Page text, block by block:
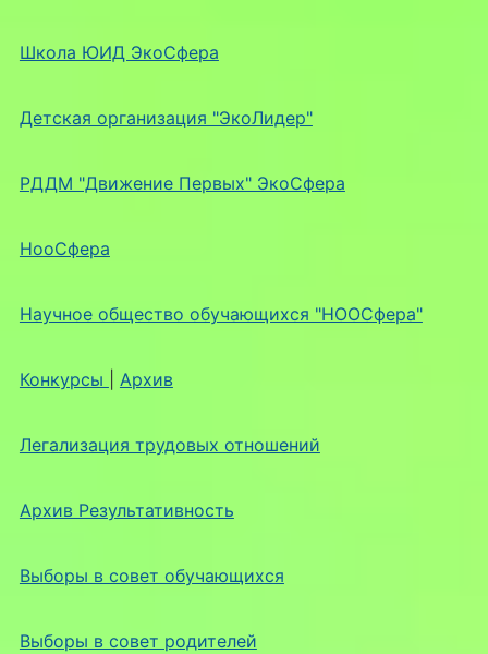
Школа ЮИД ЭкоСфера
Детская организация "ЭкоЛидер"
РДДМ "Движение Первых" ЭкоСфера
НооСфера
Научное общество обучающихся "НООСфера"
Конкурсы Архив
Легализация трудовых отношений
Архив Результативность
Выборы в совет обучающихся
Выборы в совет родителей